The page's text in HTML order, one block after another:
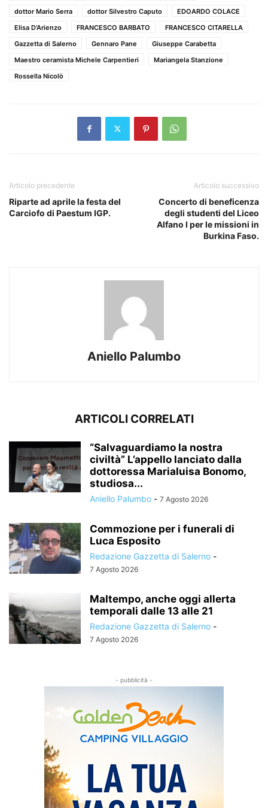
dottor Mario Serra
dottor Silvestro Caputo
EDOARDO COLACE
Elisa D’Arienzo
FRANCESCO BARBATO
FRANCESCO CITARELLA
Gazzetta di Salerno
Gennaro Pane
Giuseppe Carabetta
Maestro ceramista Michele Carpentieri
Mariangela Stanzione
Rossella Nicolò
Articolo precedente
Riparte ad aprile la festa del
Carciofo di Paestum IGP.
Articolo successivo
Concerto di beneficenza
degli studenti del Liceo
Alfano I per le missioni in
Burkina Faso.
Aniello Palumbo
ARTICOLI CORRELATI
“Salvaguardiamo la nostra
civiltà” L’appello lanciato dalla
dottoressa Marialuisa Bonomo,
studiosa...
Aniello Palumbo - 7 Agosto 2026
Commozione per i funerali di
Luca Esposito
Redazione Gazzetta di Salerno -
7 Agosto 2026
Maltempo, anche oggi allerta
temporali dalle 13 alle 21
Redazione Gazzetta di Salerno -
7 Agosto 2026
- pubblicità -